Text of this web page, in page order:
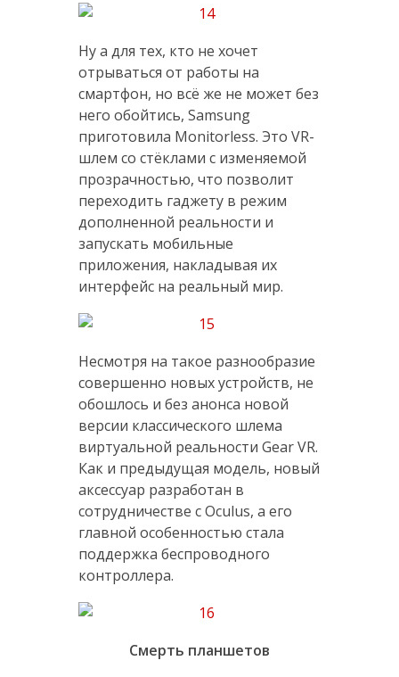
Ну а для тех, кто не хочет
отрываться от работы на
смартфон, но всё же не может без
него обойтись, Samsung
приготовила Monitorless. Это VR-
шлем со стёклами с изменяемой
прозрачностью, что позволит
переходить гаджету в режим
дополненной реальности и
запускать мобильные
приложения, накладывая их
интерфейс на реальный мир.
Несмотря на такое разнообразие
совершенно новых устройств, не
обошлось и без анонса новой
версии классического шлема
виртуальной реальности Gear VR.
Как и предыдущая модель, новый
аксессуар разработан в
сотрудничестве с Oculus, а его
главной особенностью стала
поддержка беспроводного
контроллера.
Смерть планшетов